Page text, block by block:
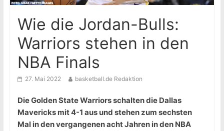
Wie die Jordan-Bulls:
Warriors stehen in den
NBA Finals
27. Mai 2022 basketball.de Redaktion
Die Golden State Warriors schalten die Dallas
Mavericks mit 4-1 aus und stehen zum sechsten
Mal in den vergangenen acht Jahren in den NBA